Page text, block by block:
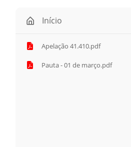
Início
Apelação 41.410.pdf
Pauta - 01 de março.pdf